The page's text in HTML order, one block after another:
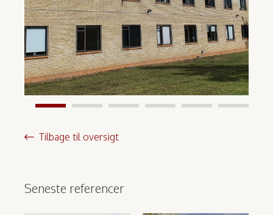
Tilbage til oversigt
Seneste referencer